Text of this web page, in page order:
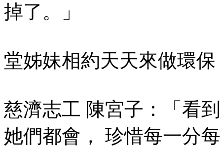
掉了。」
堂姊妹相約天天來做環
慈濟志工 陳宮子：「看
她們都會， 珍惜每一分